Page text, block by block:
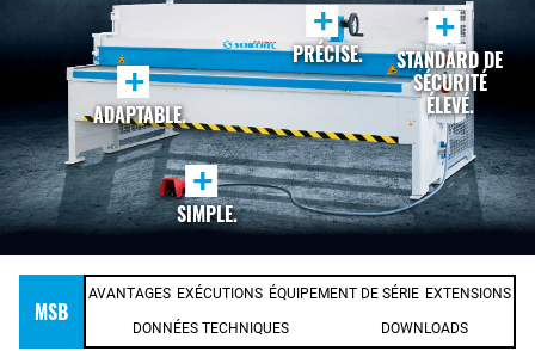
+
PRÉCISE.
+
STANDARD DE
SÉCURITÉ
ÉLEVÉ.
+
ADAPTABLE.
+
SIMPLE.
MSB
AVANTAGES EXÉCUTIONS ÉQUIPEMENT DE SÉRIE EXTENSIONS
DONNÉES TECHNIQUES DOWNLOADS